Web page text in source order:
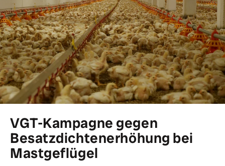
VGT-Kampagne gegen
Besatzdichtenerhöhung bei
Mastgeflügel